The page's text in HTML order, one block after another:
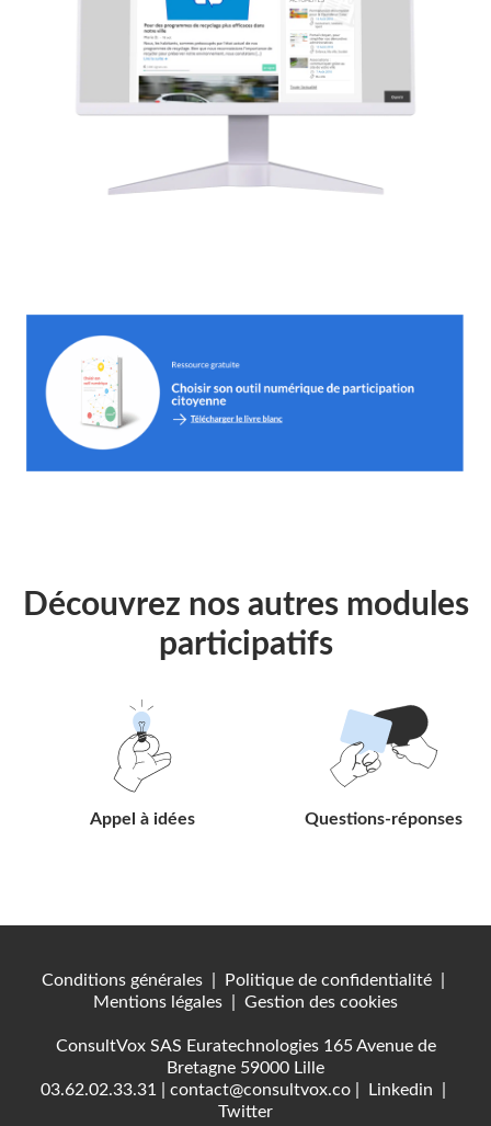
Découvrez nos autres modules
participatifs
Suivre
le
lien
Appel à idées
Suivre
le
lien
Questions-réponses
Conditions générales Politique de confidentialité
Mentions légales
Gestion des cookies
ConsultVox SAS Euratechnologies 165 Avenue de
Bretagne 59000 Lille
03.62.02.33.31
contact@consultvox.co Linkedin
Twitter